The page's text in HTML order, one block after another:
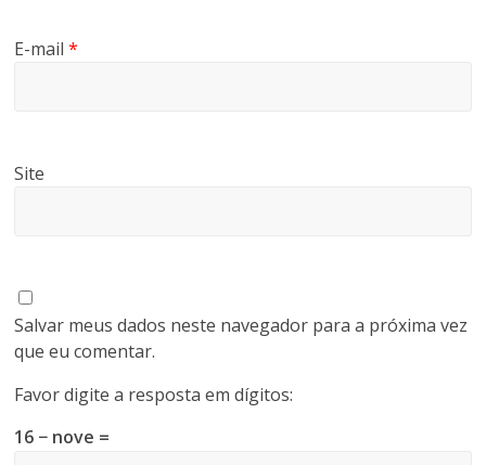
E-mail*
Site
Salvar meus dados neste navegador para a próxima vez
que eu comentar.
Favor digite a resposta em dígitos:
16 − nove =